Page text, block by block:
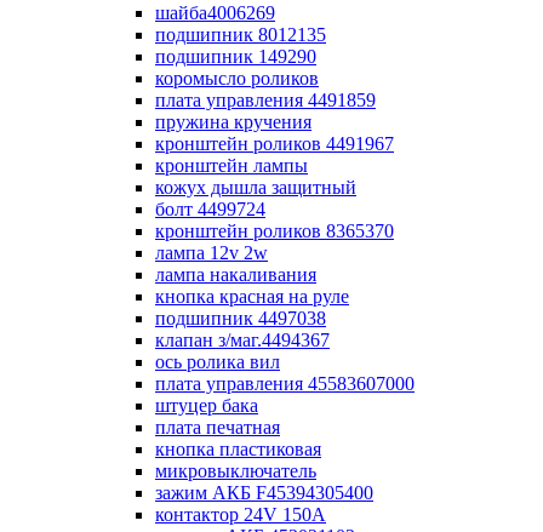
шайба4006269
подшипник 8012135
подшипник 149290
коромысло роликов
плата управления 4491859
пружина кручения
кронштейн роликов 4491967
кронштейн лампы
кожух дышла защитный
болт 4499724
кронштейн роликов 8365370
лампа 12v 2w
лампа накаливания
кнопка красная на руле
подшипник 4497038
клапан з/маг.4494367
ось ролика вил
плата управления 45583607000
штуцер бака
плата печатная
кнопка пластиковая
микровыключатель
зажим АКБ F45394305400
контактор 24V 150A